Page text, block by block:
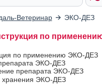
Ветеринар ЭКО-ДЕЗ
по
по применению ЭКО-ДЕЗ
ЭКО-ДЕЗ
препарата ЭКО-ДЕЗ
хранения ЭКО-ДЕЗ